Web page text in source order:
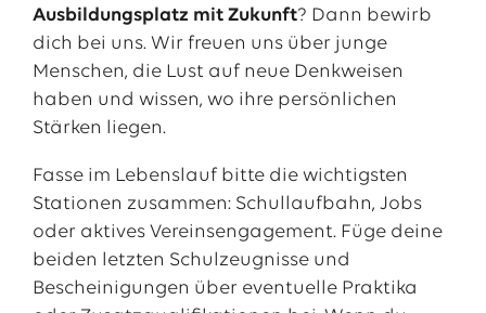
Ausbildungsplatz mit Zukunft? Dann bewirb
dich bei uns. Wir freuen uns über junge
Menschen, die Lust auf neue Denkweisen
haben und wissen, wo ihre persönlichen
Stärken liegen.
Fasse im Lebenslauf bitte die wichtigsten
Stationen zusammen: Schullaufbahn, Jobs
oder aktives Vereinsengagement. Füge deine
beiden letzten Schulzeugnisse und
Bescheinigungen über eventuelle Praktika